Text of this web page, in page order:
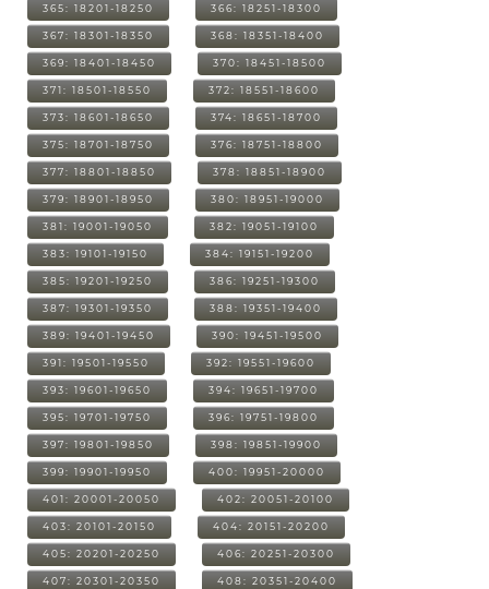
365: 18201-18250 366: 18251-18300
367: 18301-18350 368: 18351-18400
369: 18401-18450 370: 18451-18500
371: 18501-18550 372: 18551-18600
373: 18601-18650 374: 18651-18700
375: 18701-18750 376: 18751-18800
377: 18801-18850 378: 18851-18900
379: 18901-18950 380: 18951-19000
381: 19001-19050 382: 19051-19100
383: 19101-19150 384: 19151-19200
385: 19201-19250 386: 19251-19300
387: 19301-19350 388: 19351-19400
389: 19401-19450 390: 19451-19500
391: 19501-19550 392: 19551-19600
393: 19601-19650 394: 19651-19700
395: 19701-19750 396: 19751-19800
397: 19801-19850 398: 19851-19900
399: 19901-19950 400: 19951-20000
401: 20001-20050 402: 20051-20100
403: 20101-20150 404: 20151-20200
405: 20201-20250 406: 20251-20300
407: 20301-20350 408: 20351-20400